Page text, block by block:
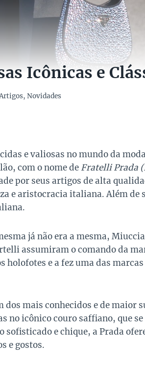
Icônicas e
,Novidades
e valiosas no mundo da
com o nome de Fratelli Prada
por seus artigos de alta
e aristocracia italiana. Além de
já não era a mesma,
assumiram o comando da
e a fez uma das
mais conhecidos e de maior
no icônico couro saffiano, que
e chique, a Prada
e gostos.